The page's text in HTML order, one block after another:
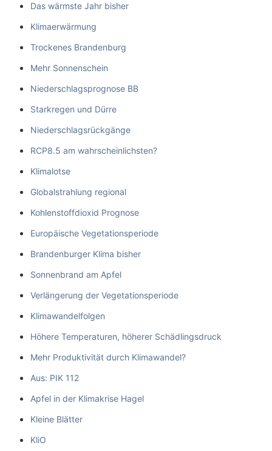
Das wärmste Jahr bisher
Klimaerwärmung
Trockenes Brandenburg
Mehr Sonnenschein
Niederschlagsprognose BB
Starkregen und Dürre
Niederschlagsrückgänge
RCP8.5 am wahrscheinlichsten?
Klimalotse
Globalstrahlung regional
Kohlenstoffdioxid Prognose
Europäische Vegetationsperiode
Brandenburger Klima bisher
Sonnenbrand am Apfel
Verlängerung der Vegetationsperiode
Klimawandelfolgen
Höhere Temperaturen, höherer Schädlingsdruck
Mehr Produktivität durch Klimawandel?
Aus: PIK 112
Apfel in der Klimakrise Hagel
Kleine Blätter
KliO